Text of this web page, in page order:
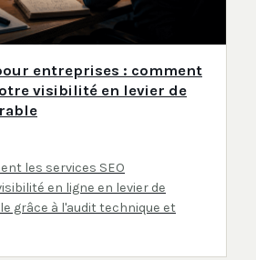
entreprises : comment
visibilité en levier de
les services SEO
en ligne en levier de
grâce à l'audit technique et